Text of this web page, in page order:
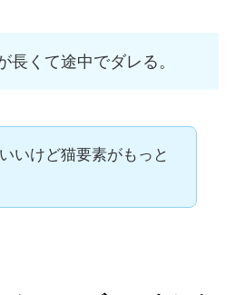
長くて途中でダレる。
いけど猫要素がもっと